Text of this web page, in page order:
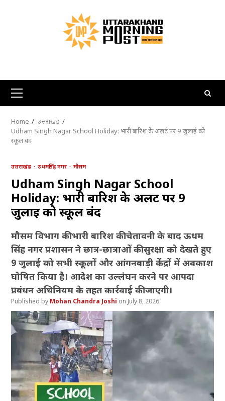
Primary
Menu
Home
उत्तराखंड
Udham Singh Nagar School Holiday: भारी बारिश के अलर्ट पर 9 जुलाई को
स्कूल बंद
उत्तराखंड उधमसिंह नगर मौसम
Udham Singh Nagar School
Holiday: भारी बारिश के अलर्ट पर 9
जुलाई को स्कूल बंद
मौसम विभाग की भारी बारिश की चेतावनी के बाद ऊधम
सिंह नगर प्रशासन ने छात्र-छात्राओं की सुरक्षा को देखते हुए
9 जुलाई को सभी स्कूलों और आंगनबाड़ी केंद्रों में अवकाश
घोषित किया है। आदेश का उल्लंघन करने पर आपदा
प्रबंधन अधिनियम के तहत कार्रवाई की जाएगी।
Mohan Chandra Joshi July 8, 2026